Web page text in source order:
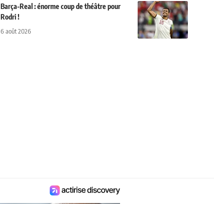
Barça-Real : énorme coup de théâtre pour
Rodri !
6 août 2026